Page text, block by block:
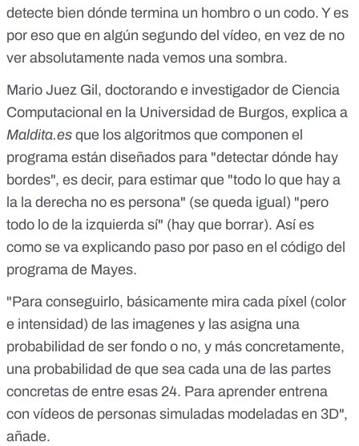
detecte bien dónde termina un hombro o un codo. Y es
por eso que en algún segundo del vídeo, en vez de no
ver absolutamente nada vemos una sombra.
Mario Juez Gil, doctorando e investigador de Ciencia
Computacional en la Universidad de Burgos, explica a
Maldita.es que los algoritmos que componen el
programa están diseñados para "detectar dónde hay
bordes", es decir, para estimar que "todo lo que hay a
la la derecha no es persona" (se queda igual) "pero
todo lo de la izquierda sí" (hay que borrar). Así es
como se va explicando paso por paso en el código del
programa de Mayes.
"Para conseguirlo, básicamente mira cada píxel (color
e intensidad) de las imagenes y las asigna una
probabilidad de ser fondo o no, y más concretamente,
una probabilidad de que sea cada una de las partes
concretas de entre esas 24. Para aprender entrena
con vídeos de personas simuladas modeladas en 3D",
añade.